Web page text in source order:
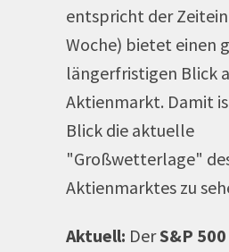
entspricht der
Woche) bietet einen
längerfristigen Blick
Aktienmarkt. Damit
Blick die aktuelle
"Großwetterlage"
Aktienmarktes zu
Aktuell: DerS&P 500